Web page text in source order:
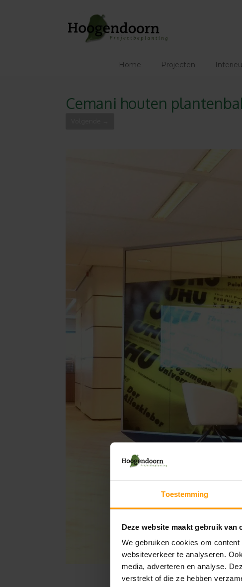
Toestemming
Deze website maakt gebruik van
We gebruiken cookies om
websiteverkeer te analyseren.
media, adverteren en analyse.
verstrekt of die ze hebben
Home Projecten
Cemani houten